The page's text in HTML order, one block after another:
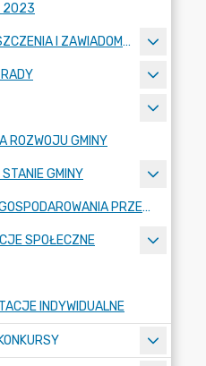
2023
OBWIESZCZENIA I ZAWIADOMIENIA
ROZWOJU GMINY
STANIE GMINY
PLANY ZAGOSPODAROWANIA PRZESTRZENNEGO
SPOŁECZNE
INDYWIDUALNE